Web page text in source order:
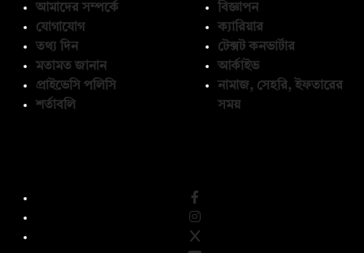
আমাদের সম্পর্কে
যোগাযোগ
তথ্য দিন
মতামত জানান
প্রাইভেসি পলিসি
শর্তাবলি
বিজ্ঞাপন
ক্যারিয়ার
টেক্সট কনভার্টার
আর্কাইভ
নামাজ, সেহরি, ইফতারের
সময়